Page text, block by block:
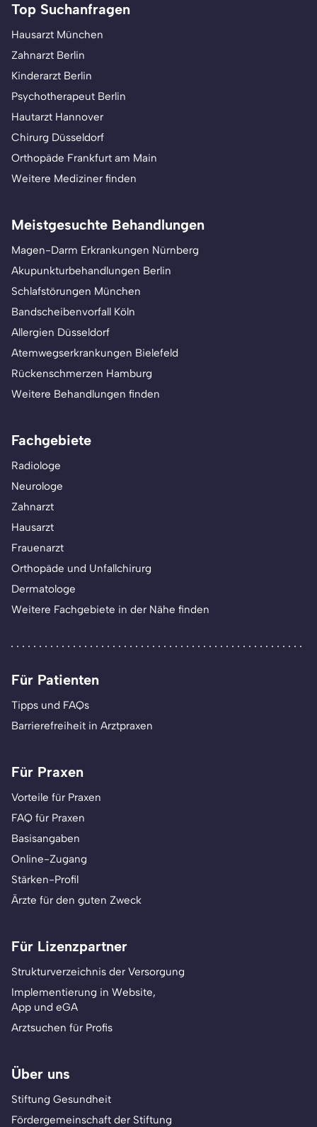
Top Suchanfragen
Hausarzt München
Zahnarzt Berlin
Kinderarzt Berlin
Psychotherapeut Berlin
Hautarzt Hannover
Chirurg Düsseldorf
Orthopäde Frankfurt am Main
Weitere Mediziner finden
Meistgesuchte Behandlungen
Magen-Darm Erkrankungen Nürnberg
Akupunkturbehandlungen Berlin
Schlafstörungen München
Bandscheibenvorfall Köln
Allergien Düsseldorf
Atemwegserkrankungen Bielefeld
Rückenschmerzen Hamburg
Weitere Behandlungen finden
Fachgebiete
Radiologe
Neurologe
Zahnarzt
Hausarzt
Frauenarzt
Orthopäde und Unfallchirurg
Dermatologe
Weitere Fachgebiete in der Nähe finden
Für Patienten
Tipps und FAQs
Barrierefreiheit in Arztpraxen
Für Praxen
Vorteile für Praxen
FAQ für Praxen
Basisangaben
Online-Zugang
Stärken-Profil
Ärzte für den guten Zweck
Für Lizenzpartner
Strukturverzeichnis der Versorgung
Implementierung in Website,
App und eGA
Arztsuchen für Profis
Über uns
Stiftung Gesundheit
Fördergemeinschaft der Stiftung